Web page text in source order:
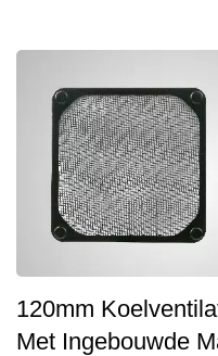
120mm
Met Ingebouwde